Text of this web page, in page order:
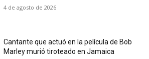
4 de agosto de 2026
Cantante que actuó en la película de Bob
Marley murió tiroteado en Jamaica